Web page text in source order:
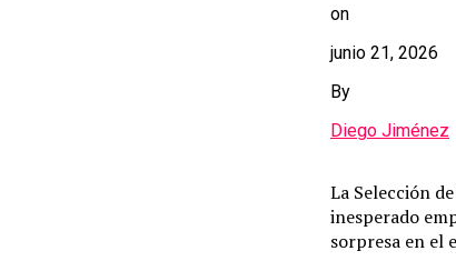
on
junio 21, 2026
By
Diego Jiménez
La Selección
inesperado
sorpresa en el